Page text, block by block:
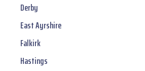
Derby
East Ayrshire
Falkirk
Hastings